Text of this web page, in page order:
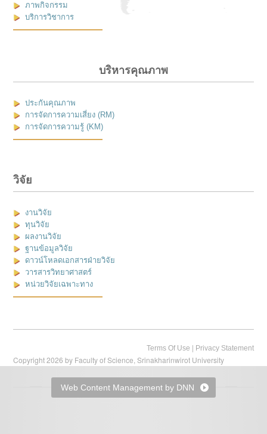
ภาพกิจกรรม
บริการวิชาการ
บริหารคุณภาพ
ประกันคุณภาพ
การจัดการความเสี่ยง (RM)
การจัดการความรู้ (KM)
วิจัย
งานวิจัย
ทุนวิจัย
ผลงานวิจัย
ฐานข้อมูลวิจัย
ดาวน์โหลดเอกสารฝ่ายวิจัย
วารสารวิทยาศาสตร์
หน่วยวิจัยเฉพาะทาง
Terms Of Use | Privacy Statement
Copyright 2026 by Faculty of Science, Srinakharinwirot University
Web Content Management by DNN